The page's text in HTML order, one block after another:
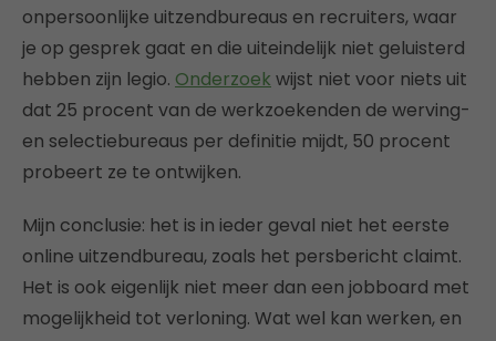
onpersoonlijke uitzendbureaus en recruiters, waar
je op gesprek gaat en die uiteindelijk niet geluisterd
hebben zijn legio. Onderzoek wijst niet voor niets uit
dat 25 procent van de werkzoekenden de werving-
en selectiebureaus per definitie mijdt, 50 procent
probeert ze te ontwijken.
Mijn conclusie: het is in ieder geval niet het eerste
online uitzendbureau, zoals het persbericht claimt.
Het is ook eigenlijk niet meer dan een jobboard met
mogelijkheid tot verloning. Wat wel kan werken, en